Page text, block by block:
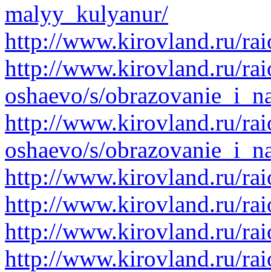
malyy_kulyanur/
http://www.kirovland.ru/
http://www.kirovland.ru/
oshaevo/s/
http://www.kirovland.ru/
oshaevo/s/
http://www.kirovland.ru/
http://www.kirovland.ru/
http://www.kirovland.ru/
http://www.kirovland.ru/